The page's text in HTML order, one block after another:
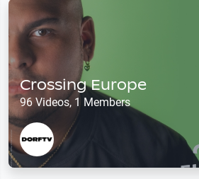
Crossing Europe
96 Videos, 1 Members